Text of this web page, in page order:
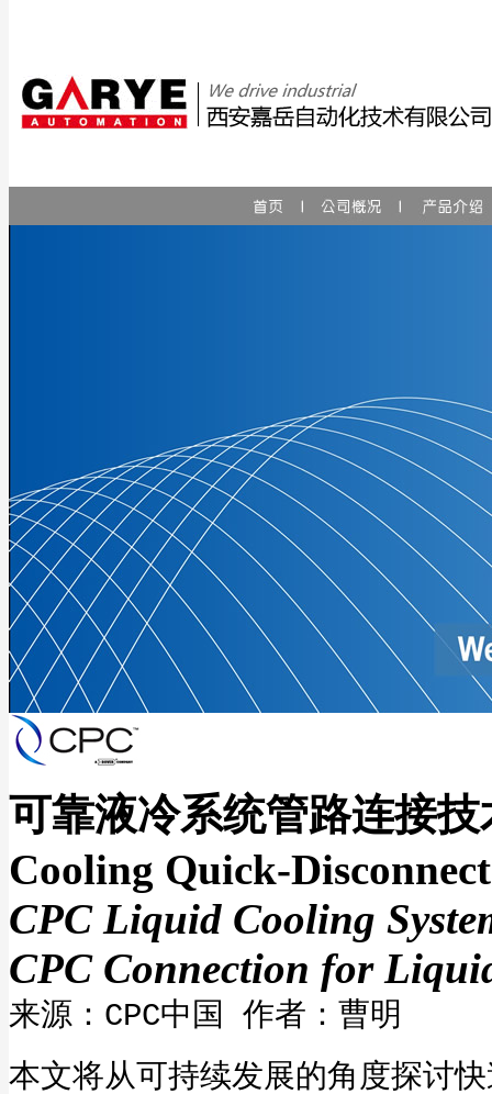
可靠液冷系统管路连接
Cooling Quick-
CPC Liquid Cooling
CPC Connection for
来源：CPC中国 作者：曹明
本文将从可持续发展的角度探讨